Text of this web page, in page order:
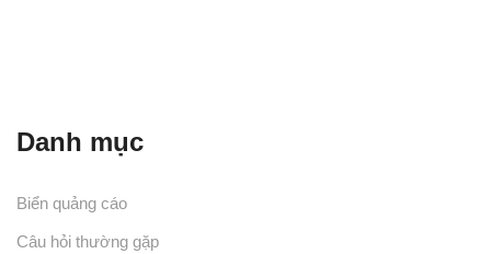
Danh mục
Biển quảng cáo
Câu hỏi thường gặp